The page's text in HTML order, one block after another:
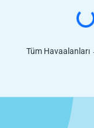
Tüm Havaalanları